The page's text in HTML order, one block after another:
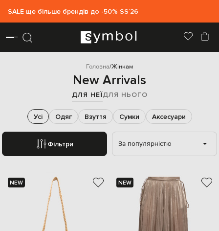
SALE ще більше брендів до -50% SS`26
Головна Жінкам
New Arrivals
ДЛЯ НЕЇДЛЯ НЬОГО
Фільтри
Усі Одяг Взуття Сумки Аксесуари
За популярністю
NEW NEW